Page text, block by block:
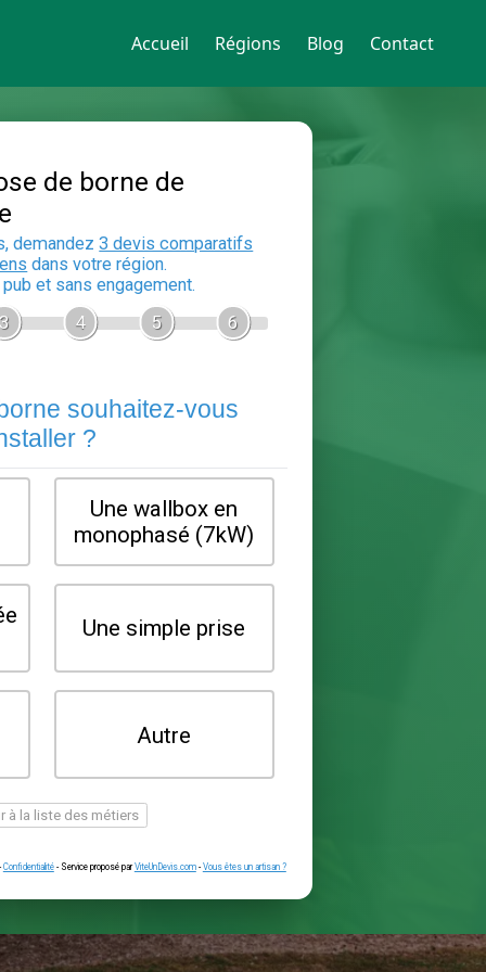
Accueil Régions Blog Contact
recharge
En 5 minutes, demandez
auxelectriciensdans votre région.
Gratuit, sans pub et sans engagement.
Quel type de borne souhaitez-
installer ?
Une wallbox en
Une prise renforcée
(type greenup)
Je ne sais pas